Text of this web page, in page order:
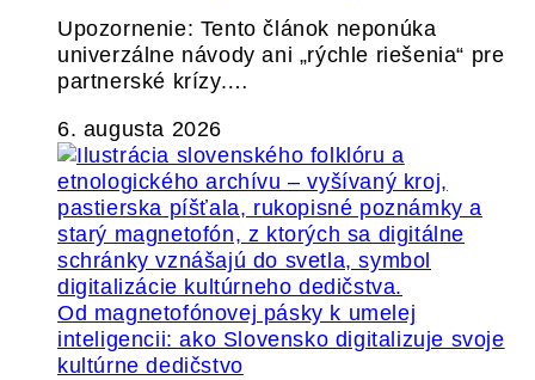
Upozornenie: Tento článok neponúka
univerzálne návody ani „rýchle riešenia“ pre
partnerské krízy.…
6. augusta 2026
Od magnetofónovej pásky k umelej
inteligencii: ako Slovensko digitalizuje svoje
kultúrne dedičstvo